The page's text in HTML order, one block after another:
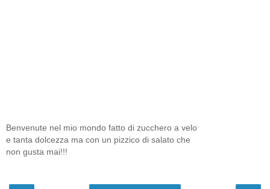
Benvenute nel mio mondo fatto di zucchero a velo
e tanta dolcezza ma con un pizzico di salato che
non gusta mai!!!